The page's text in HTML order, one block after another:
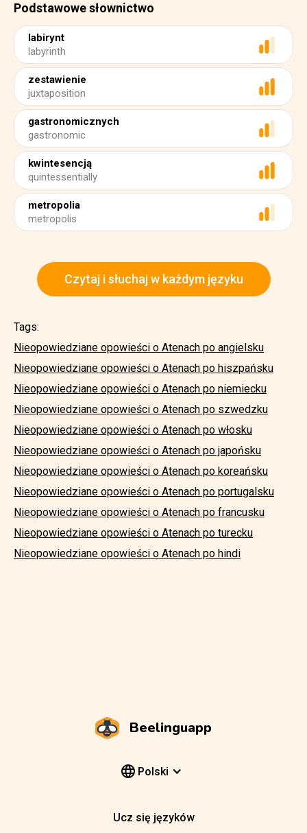
Podstawowe słownictwo
labirynt
labyrinth
zestawienie
juxtaposition
gastronomicznych
gastronomic
kwintesencją
quintessentially
metropolia
metropolis
Czytaj i słuchaj w każdym języku
Tags:
Nieopowiedziane opowieści o Atenach po angielsku
Nieopowiedziane opowieści o Atenach po hiszpańsku
Nieopowiedziane opowieści o Atenach po niemiecku
Nieopowiedziane opowieści o Atenach po szwedzku
Nieopowiedziane opowieści o Atenach po włosku
Nieopowiedziane opowieści o Atenach po japońsku
Nieopowiedziane opowieści o Atenach po koreańsku
Nieopowiedziane opowieści o Atenach po portugalsku
Nieopowiedziane opowieści o Atenach po francusku
Nieopowiedziane opowieści o Atenach po turecku
Nieopowiedziane opowieści o Atenach po hindi
Beelinguapp
Polski
Ucz się języków